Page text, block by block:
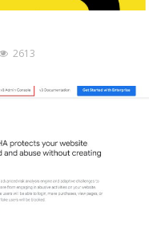
2613